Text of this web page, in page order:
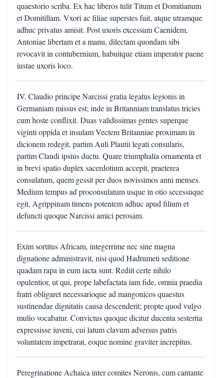
quaestorio scriba. Ex hac liberos tulit Titum et Domitianum
et Domitillam. Vxori ac filiae superstes fuit, atque utramque
adhuc privatus amisit. Post uxoris excessum Caenidem,
Antoniae libertam et a manu, dilectam quondam sibi
revocavit in contubernium, habuitque etiam imperator paene
iustae uxoris loco.
IV. Claudio principe Narcissi gratia legatus legionis in
Germaniam missus est; inde in Britanniam translatus tricies
cum hoste conflixit. Duas validissimas gentes superque
viginti oppida et insulam Vectem Britanniae proximam in
dicionem redegit, partim Auli Plautii legati consularis,
partim Claudi ipsius ductu. Quare triumphalia ornamenta et
in brevi spatio duplex sacerdotium accepit, praeterea
consulatum, quem gessit per duos novissimos anni menses.
Medium tempus ad proconsulatum usque in otio secessuque
egit, Agrippinam timens potentem adhuc apud filium et
defuncti quoque Narcissi amici perosam.
Exim sortitus Africam, integerrime nec sine magna
dignatione administravit, nisi quod Hadrumeti seditione
quadam rapa in eum iacta sunt. Rediit certe nihilo
opulentior, ut qui, prope labefactata iam fide, omnia praedia
fratri obligaret necessarioque ad mangonicos quaestus
sustinendae dignitatis causa descenderit; propte quod vulgo
mulio vocabatur. Convictus quoque dicitur ducenta sestertia
expressisse iuveni, cui latum clavum adversus patris
voluntatem impetrarat, eoque nomine graviter increpitus.
Peregrinatione Achaica inter comites Neronis, cum cantante